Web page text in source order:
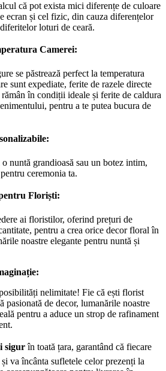
că pot exista mici diferențe de culoare
ecran și cel fizic, din cauza diferențelor
loturi de ceară.
Camerei:
se păstrează perfect la temperatura
sunt expediate, ferite de razele directe
în condiții ideale și ferite de caldura
pentru a te putea bucura de
nuntă grandioasă sau un botez intim,
ceremonia ta.
Floriști:
ai floristilor, oferind prețuri de
pentru a crea orice decor floral în
noastre elegante pentru nuntă și
nelimitate! Fie că ești florist
pasionată de decor, lumanările noastre
pentru a aduce un strop de rafinament
sigurîn toată țara, garantând că fiecare
va încânta sufletele celor prezenți la